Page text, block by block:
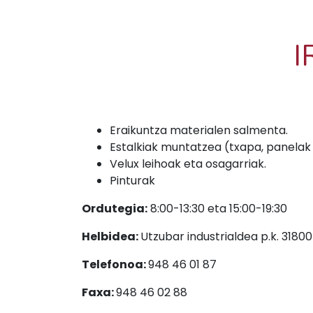
Eraikuntza materialen salmenta.
Estalkiak muntatzea (txapa,
Velux leihoak eta osagarriak.
Pinturak
Ordutegia:8:00-13:30 eta 15:00-19:30
Helbidea:Utzubar industrialdea p.k.
Telefonoa:948 46 01 87
Faxa:948 46 02 88